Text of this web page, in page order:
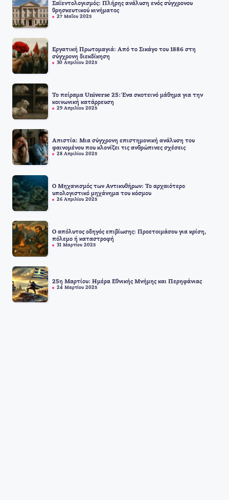
Σαϊεντολογισμός: Πλήρης ανάλυση ενός σύγχρονου
θρησκευτικού κινήματος
27 Μαΐου 2025
Εργατική Πρωτομαγιά: Από το Σικάγο του 1886 στη
σύγχρονη διεκδίκηση
30 Απριλίου 2025
Το πείραμα Universe 25: Ένα σκοτεινό μάθημα για την
κοινωνική κατάρρευση
29 Απριλίου 2025
Απιστία: Μια σύγχρονη επιστημονική ανάλυση του
φαινομένου που κλονίζει τις ανθρώπινες σχέσεις
28 Απριλίου 2025
Ο Μηχανισμός των Αντικυθήρων: Το αρχαιότερο
υπολογιστικό μηχάνημα του κόσμου
26 Απριλίου 2025
Ο απόλυτος οδηγός επιβίωσης: Προετοιμάσου για κρίση,
πόλεμο ή καταστροφή
31 Μαρτίου 2025
25η Μαρτίου: Ημέρα Εθνικής Μνήμης και Περηφάνιας
24 Μαρτίου 2025